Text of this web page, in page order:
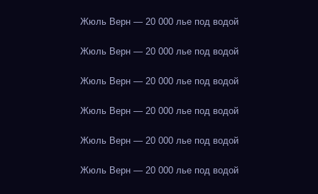
Жюль Верн — 20 000 лье под водой
Жюль Верн — 20 000 лье под водой
Жюль Верн — 20 000 лье под водой
Жюль Верн — 20 000 лье под водой
Жюль Верн — 20 000 лье под водой
Жюль Верн — 20 000 лье под водой